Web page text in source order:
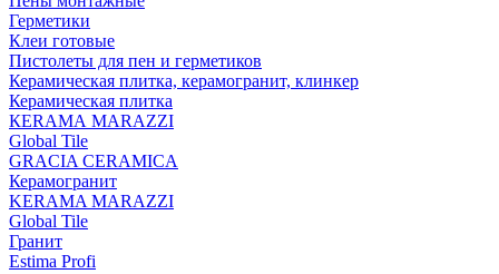
Герметики
Клеи готовые
Пистолеты для пен и герметиков
Керамическая плитка, керамогранит, клинкер
Керамическая плитка
КЕRАМА MARAZZI
Global Tile
GRACIA CERAMICA
Керамогранит
KERAMA MARAZZI
Global Tile
Гранит
Estima Profi